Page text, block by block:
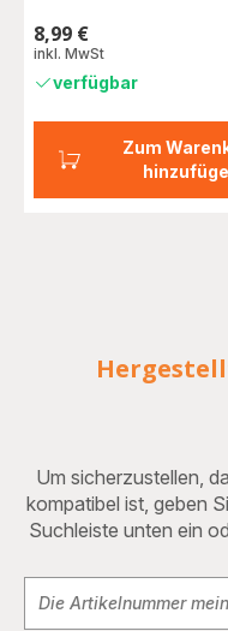
Zum
Preis
8,99 €
inkl. MwSt
verfügbar
Um sicherzustellen,
kompatibel ist, geben
Suchleiste unten ein